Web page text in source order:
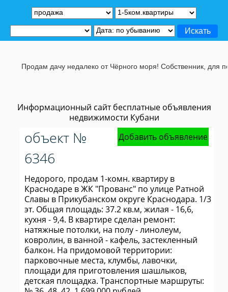
Информационный сайт бесплатные объявления
недвижимости Кубани
Добавить объявление
объект №
6346
Недорого, продам 1-комн. квартиру в
Краснодаре в ЖК "Прованс" по улице Ратной
Славы в Прикубанском округе Краснодара. 1/3
эт. Общая площадь: 37.2 кв.м, жилая - 16,6,
кухня - 9,4. В квартире сделан ремонт:
натяжные потолки, на полу - линолеум,
ковролин, в ванной - кафель, застекленный
балкон. На придомовой территории:
парковочные места, клумбы, лавочки,
площади для приготовления шашлыков,
детская площадка. Транспортные маршруты:
Продам дачу недалеко от Чёрного моря! Собственник, для